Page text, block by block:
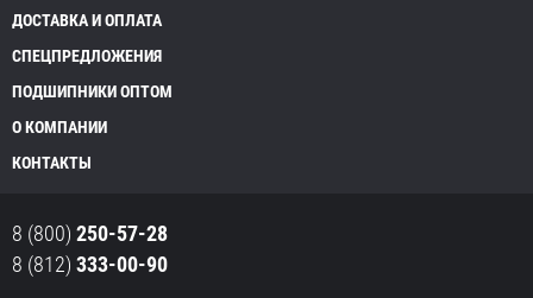
ДОСТАВКА И ОПЛАТА
СПЕЦПРЕДЛОЖЕНИЯ
ПОДШИПНИКИ ОПТОМ
О КОМПАНИИ
КОНТАКТЫ
8 (800) 250-57-28
8 (812) 333-00-90